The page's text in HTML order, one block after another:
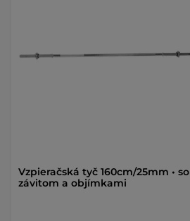
Vzpieračská tyč 160cm/25mm • so
závitom a objímkami